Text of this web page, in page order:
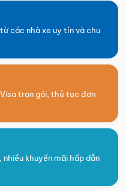
các nhà xe uy tín và chu
trọn gói, thủ tục đơn
khuyến mãi hấp dẫn